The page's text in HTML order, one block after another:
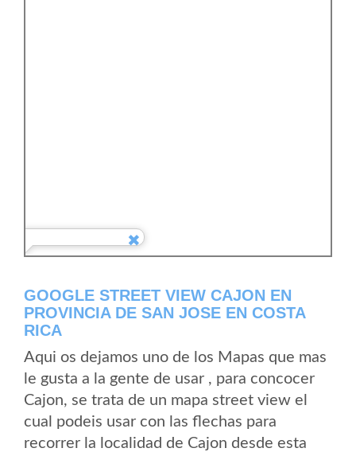
GOOGLE STREET VIEW CAJON EN
PROVINCIA DE SAN JOSE EN COSTA
RICA
Aqui os dejamos uno de los Mapas que mas
le gusta a la gente de usar , para concocer
Cajon, se trata de un mapa street view el
cual podeis usar con las flechas para
recorrer la localidad de Cajon desde esta